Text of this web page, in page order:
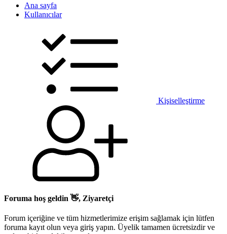
Ana sayfa
Kullanıcılar
Kişiselleştirme
Foruma hoş geldin 👋, Ziyaretçi
Forum içeriğine ve tüm hizmetlerimize erişim sağlamak için lütfen
foruma kayıt olun veya giriş yapın. Üyelik tamamen ücretsizdir ve